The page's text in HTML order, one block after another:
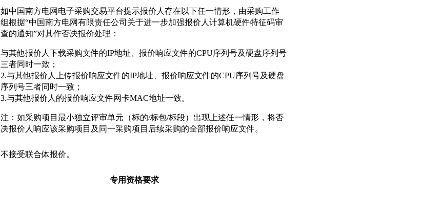
如中国南方电网电子采购交易平台提示报价人存在以下任一情形，由采购工作
组根据“中国南方电网有限责任公司关于进一步加强报价人计算机硬件特征码审
查的通知”对其作否决报价处理：
与其他报价人下载采购文件的IP地址、报价响应文件的CPU序列号及硬盘序列号
三者同时一致；
2.与其他报价人上传报价响应文件的IP地址、报价响应文件的CPU序列号及硬盘
序列号三者同时一致；
3.与其他报价人的报价响应文件网卡MAC地址一致。
注：如采购项目最小独立评审单元（标的/标包/标段）出现上述任一情形，将否
决报价人响应该采购项目及同一采购项目后续采购的全部报价响应文件。
不接受联合体报价。
专用资格要求